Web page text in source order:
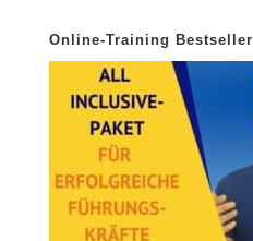
Online-Training Bestseller